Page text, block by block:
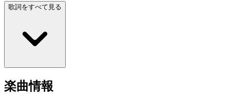
歌詞をすべて見る
楽曲情報